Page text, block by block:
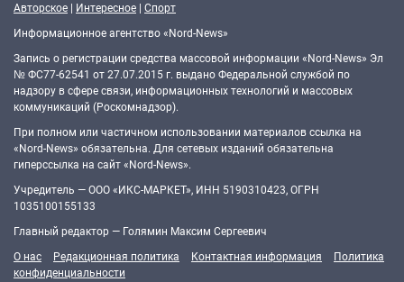
Авторское | Интересное | Спорт
Информационное агентство «Nord-News»
Запись о регистрации средства массовой информации «Nord-News» Эл
№ ФС77-62541 от 27.07.2015 г. выдано Федеральной службой по
надзору в сфере связи, информационных технологий и массовых
коммуникаций (Роскомнадзор).
При полном или частичном использовании материалов ссылка на
«Nord-News» обязательна. Для сетевых изданий обязательна
гиперссылка на сайт «Nord-News».
Учредитель — ООО «ИКС-МАРКЕТ», ИНН 5190310423, ОГРН
1035100155133
Главный редактор — Голямин Максим Сергеевич
О нас
Редакционная политика Контактная информация
Политика
конфиденциальности